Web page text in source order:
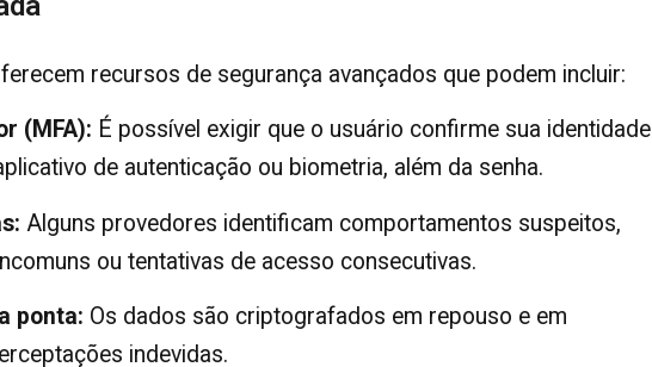
recursos de segurança avançados que podem incluir:
(MFA): É possível exigir que o usuário confirme sua identidade
de autenticação ou biometria, além da senha.
: Alguns provedores identificam comportamentos suspeitos,
ou tentativas de acesso consecutivas.
ponta: Os dados são criptografados em repouso e em
indevidas.